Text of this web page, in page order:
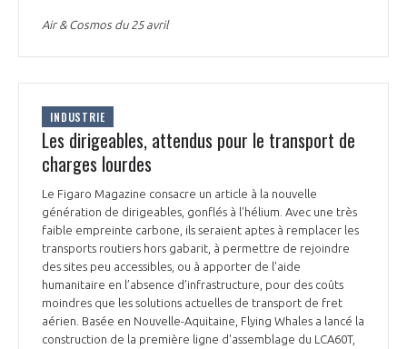
Air & Cosmos du 25 avril
INDUSTRIE
Les dirigeables, attendus pour le transport de
charges lourdes
Le Figaro Magazine consacre un article à la nouvelle
génération de dirigeables, gonflés à l’hélium. Avec une très
faible empreinte carbone, ils seraient aptes à remplacer les
transports routiers hors gabarit, à permettre de rejoindre
des sites peu accessibles, ou à apporter de l’aide
humanitaire en l’absence d’infrastructure, pour des coûts
moindres que les solutions actuelles de transport de fret
aérien. Basée en Nouvelle-Aquitaine, Flying Whales a lancé la
construction de la première ligne d'assemblage du LCA60T,